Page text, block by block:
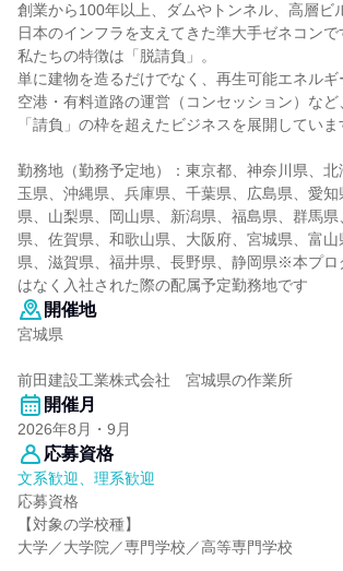
創業から100年以上、ダムやトンネル、高層ビ
日本のインフラを支えてきた準大手ゼネコンで
私たちの特徴は「脱請負」。
単に建物を造るだけでなく、再生可能エネルギ
空港・有料道路の運営（コンセッション）など
「請負」の枠を超えたビジネスを展開していま
勤務地（勤務予定地）：東京都、神奈川県、
玉県、沖縄県、兵庫県、千葉県、広島県、愛
県、山梨県、岡山県、新潟県、福島県、群馬
県、佐賀県、和歌山県、大阪府、宮城県、富
県、滋賀県、福井県、長野県、静岡県※本プロ
はなく入社された際の配属予定勤務地です
開催地
宮城県
前田建設工業株式会社 宮城県の作業所
開催月
2026年8月・9月
応募資格
文系歓迎、理系歓迎
応募資格
【対象の学校種】
大学／大学院／専門学校／高等専門学校